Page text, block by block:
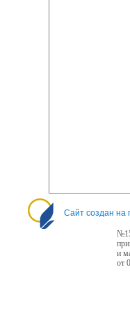
Сайт создан на
и
от